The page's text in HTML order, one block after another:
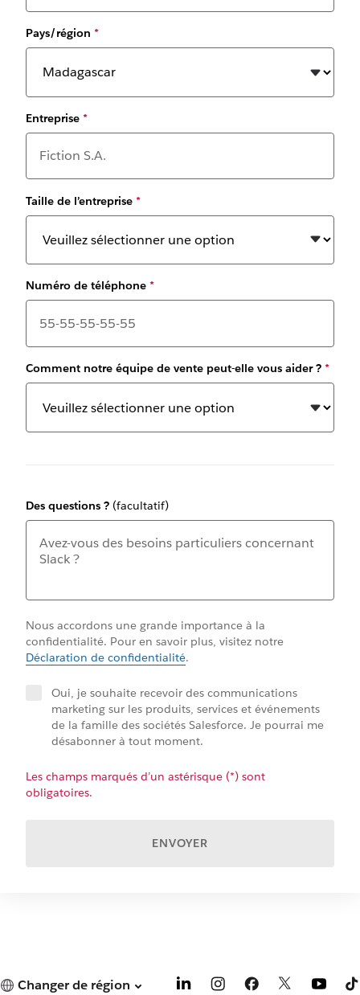
Pays/région *
Entreprise *
Taille de l’entreprise *
Numéro de téléphone *
Comment notre équipe de vente peut-elle vous aider ? *
Des questions ? (facultatif)
Nous accordons une grande importance à la
confidentialité. Pour en savoir plus, visitez notre
Déclaration de confidentialité.
Oui, je souhaite recevoir des communications
marketing sur les produits, services et événements
de la famille des sociétés Salesforce. Je pourrai me
désabonner à tout moment.
Les champs marqués d’un astérisque (*) sont
obligatoires.
ENVOYER
Changer de région